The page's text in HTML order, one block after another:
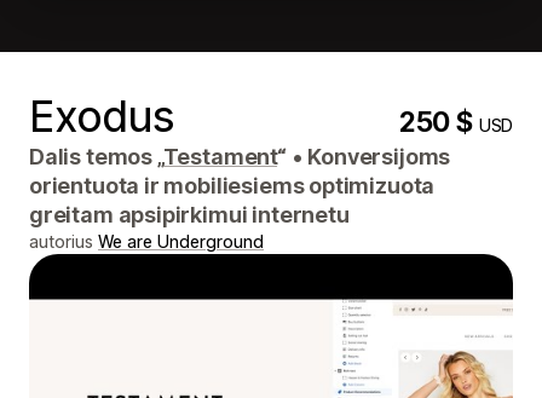
Exodus 250 $USD
Dalis temos „Testament“ • Konversijoms
orientuota ir mobiliesiems optimizuota
greitam apsipirkimui internetu
autorius We are Underground